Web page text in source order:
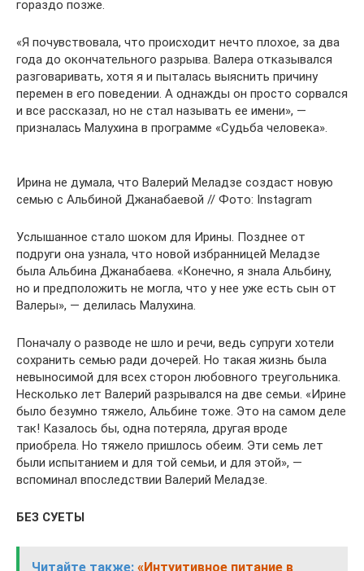
гораздо позже.
«Я почувствовала, что происходит нечто плохое, за два
года до окончательного разрыва. Валера отказывался
разговаривать, хотя я и пыталась выяснить причину
перемен в его поведении. А однажды он просто сорвался
и все рассказал, но не стал называть ее имени», —
призналась Малухина в программе «Судьба человека».
Ирина не думала, что Валерий Меладзе создаст новую
семью с Альбиной Джанабаевой // Фото: Instagram
Услышанное стало шоком для Ирины. Позднее от
подруги она узнала, что новой избранницей Меладзе
была Альбина Джанабаева. «Конечно, я знала Альбину,
но и предположить не могла, что у нее уже есть сын от
Валеры», — делилась Малухина.
Поначалу о разводе не шло и речи, ведь супруги хотели
сохранить семью ради дочерей. Но такая жизнь была
невыносимой для всех сторон любовного треугольника.
Несколько лет Валерий разрывался на две семьи. «Ирине
было безумно тяжело, Альбине тоже. Это на самом деле
так! Казалось бы, одна потеряла, другая вроде
приобрела. Но тяжело пришлось обеим. Эти семь лет
были испытанием и для той семьи, и для этой», —
вспоминал впоследствии Валерий Меладзе.
БЕЗ СУЕТЫ
Читайте также: «Интуитивное питание в